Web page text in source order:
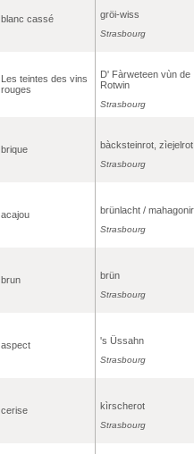
blanc cassé gröi-wiss
Strasbourg
Les teintes des vins
rouges
D' Fàrweteen vùn de
Rotwin
Strasbourg
brique bàcksteinrot, zìejelrot
Strasbourg
acajou brünlacht /
Strasbourg
brun brün
Strasbourg
aspect 's Üssahn
Strasbourg
cerise kìrscherot
Strasbourg